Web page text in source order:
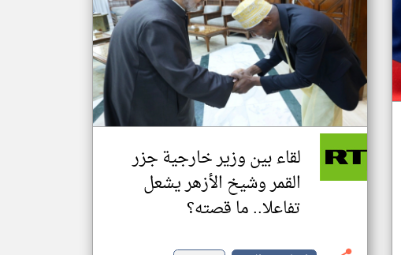
لقاء بين وزير خارجية جزر
القمر وشيخ الأزهر يشعل
تفاعلا.. ما قصته؟